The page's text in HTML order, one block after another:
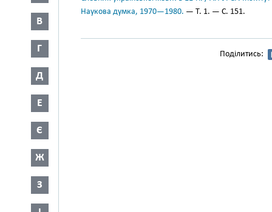
В
Г
Д
Е
Є
Ж
З
Наукова думка, 1970—1980. — Т. 1. — С. 151.
Поділитись: